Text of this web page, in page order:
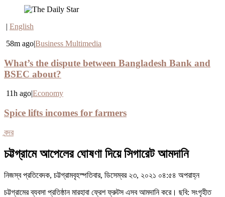
| English
58m ago|Business Multimedia
What’s the dispute between Bangladesh Bank and
BSEC about?
11h ago|Economy
Spice lifts incomes for farmers
বন্দর
চট্টগ্রামে আপেলের ঘোষণা দিয়ে সিগারেট আমদানি
নিজস্ব প্রতিবেদক, চট্টগ্রামবৃহস্পতিবার, ডিসেম্বর ২৩, ২০২১ ০৪:৫৪ অপরাহ্ন
চট্টগ্রামের ব্যবসা প্রতিষ্ঠান মারহাবা ফ্রেশ ফ্রুটস এসব আমদানি করে। ছবি: সংগৃহীত